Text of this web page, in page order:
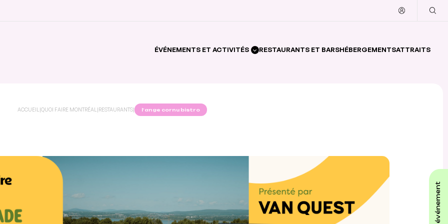
ÉVÉNEMENTS ET ACTIVITÉS RESTAURANTS ET BARSHÉBERGEMENTSATTRAITS
ACCUEIL |QUOI FAIRE MONTRÉAL |RESTAURANTS| l’ange cornu bistro